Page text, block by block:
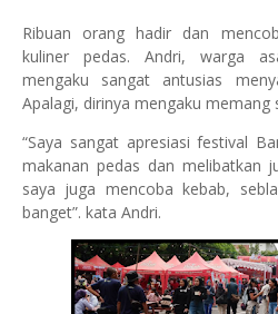
Ribuan orang hadir dan
kuliner pedas. Andri, warga
mengaku sangat antusias
Apalagi, dirinya mengaku memang
“Saya sangat apresiasi festival
makanan pedas dan melibatkan
saya juga mencoba kebab,
banget”. kata Andri.